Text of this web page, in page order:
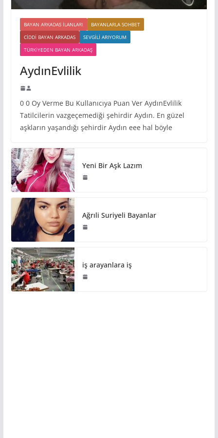
BAYAN ARKADAS ILANLARI
BAYANLARLA SOHBET
CIDDI BAYAN ARKADAS
SEVGILI ARIYORUM
TÜRKIYEDEN BAYAN ARKADAŞ
AydınEvlilik
0 0 Oy Verme Bu Kullanıcıya Puan Ver AydınEvlilik
Tatilcilerin vazgeçemediği şehirdir Aydın. En güzel
aşkların yaşandığı şehirdir Aydın eee hal böyle
Yeni Bir Aşk Lazım
Ağrıli Suriyeli Bayanlar
iş arayanlara iş